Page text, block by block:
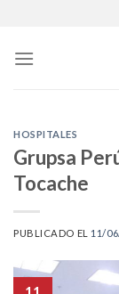
content
HOSPITALES
Grupsa
Tocache
PUBLICADO EL 11/